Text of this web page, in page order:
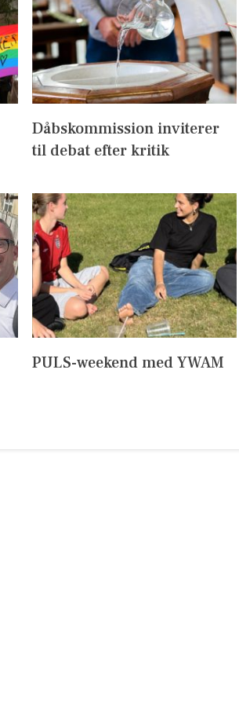
Dåbskommission inviterer
til debat efter kritik
PULS-weekend med YWAM